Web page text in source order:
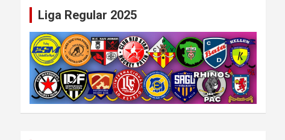
Liga Regular 2025